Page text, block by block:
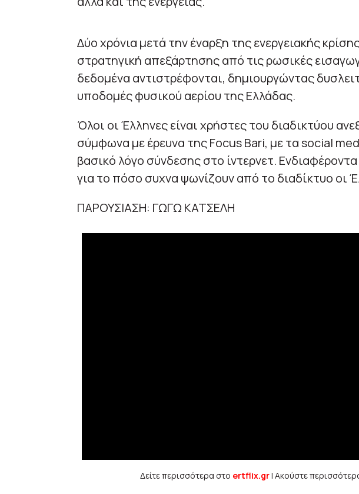
Δύο χρόνια μετά την έναρξη της ενεργειακής
στρατηγική απεξάρτησης από τις ρωσικές
δεδομένα αντιστρέφονται, δημιουργώντας
υποδομές φυσικού αερίου της Ελλάδας.
Όλοι οι Έλληνες είναι χρήστες του διαδικτύου
σύμφωνα με έρευνα της Focus Bari, με τα social
βασικό λόγο σύνδεσης στο ίντερνετ. Ενδιαφέροντα
για το πόσο συχνα ψωνίζουν από το διαδίκτυο οι
ΠΑΡΟΥΣΙΑΣΗ: ΓΩΓΩ ΚΑΤΣΕΛΗ
Δείτε περισσότερα στο ertflix.gr| Ακούστε